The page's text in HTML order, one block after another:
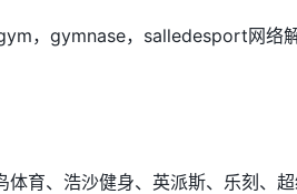
，gymnase，salledesport网络
育、浩沙健身、英派斯、乐刻、